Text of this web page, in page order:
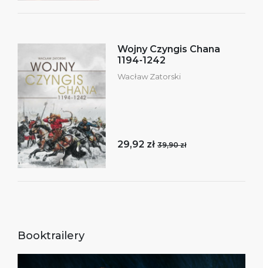
Wojny Czyngis Chana
1194-1242
Wacław Zatorski
29,92 zł 39,90 zł
Booktrailery